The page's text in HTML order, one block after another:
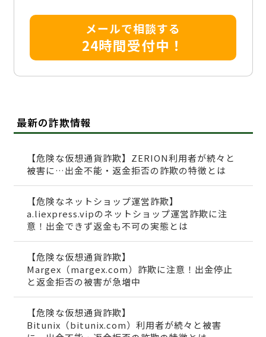
メールで相談する
24時間受付中！
最新の詐欺情報
【危険な仮想通貨詐欺】ZERION利用者が続々と
被害に…出金不能・返金拒否の詐欺の特徴とは
【危険なネットショップ運営詐欺】
a.liexpress.vipのネットショップ運営詐欺に注
意！出金できず返金も不可の実態とは
【危険な仮想通貨詐欺】
Margex（margex.com）詐欺に注意！出金停止
と返金拒否の被害が急増中
【危険な仮想通貨詐欺】
Bitunix（bitunix.com）利用者が続々と被害